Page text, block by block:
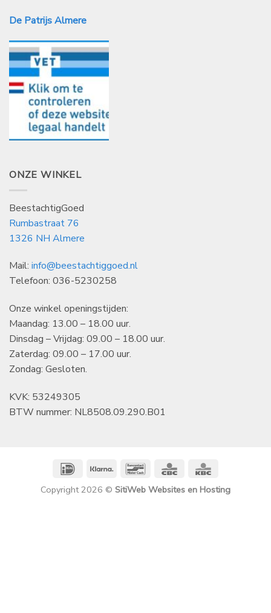
De Patrijs Almere
ONZE WINKEL
BeestachtigGoed
Rumbastraat 76
1326 NH Almere
Mail: info@beestachtiggoed.nl
Telefoon: 036-5230258
Onze winkel openingstijden:
Maandag: 13.00 – 18.00 uur.
Dinsdag – Vrijdag: 09.00 – 18.00 uur.
Zaterdag: 09.00 – 17.00 uur.
Zondag: Gesloten.
KVK: 53249305
BTW nummer: NL8508.09.290.B01
IDeal Klarna BancontactCBC
Copyright 2026 © SitiWeb Websites en Hosting